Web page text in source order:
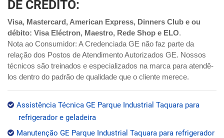
DE CRÉDITO:
Visa, Mastercard, American Express, Dinners Club e ou
débito: Visa Eléctron, Maestro, Rede Shop e ELO.
Nota ao Consumidor: A Credenciada GE não faz parte da
relação dos Postos de Atendimento Autorizados GE. Nossos
técnicos são treinados e especializados na marca para atendê-
los dentro do padrão de qualidade que o cliente merece.
Assistência Técnica GE Parque Industrial Taquara para
refrigerador e geladeira
Manutenção GE Parque Industrial Taquara para refrigerador